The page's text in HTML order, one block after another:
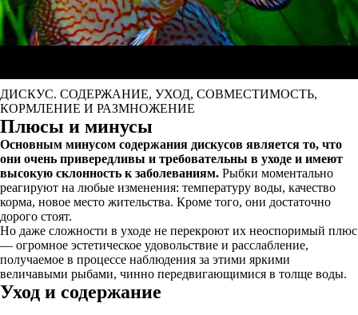
ДИСКУС. СОДЕРЖАНИЕ, УХОД, СОВМЕСТИМОСТЬ,
КОРМЛЕНИЕ И РАЗМНОЖЕНИЕ
Плюсы и минусы
Основным минусом содержания дискусов является то, что
они очень привередливы и требовательны в уходе и имеют
высокую склонность к заболеваниям. Рыбки моментально
реагируют на любые изменения: температуру воды, качество
корма, новое место жительства. Кроме того, они достаточно
дорого стоят.
Но даже сложности в уходе не перекроют их неоспоримый плюс
— огромное эстетическое удовольствие и расслабление,
получаемое в процессе наблюдения за этими яркими
величавыми рыбами, чинно передвигающимися в толще воды.
Уход и содержание